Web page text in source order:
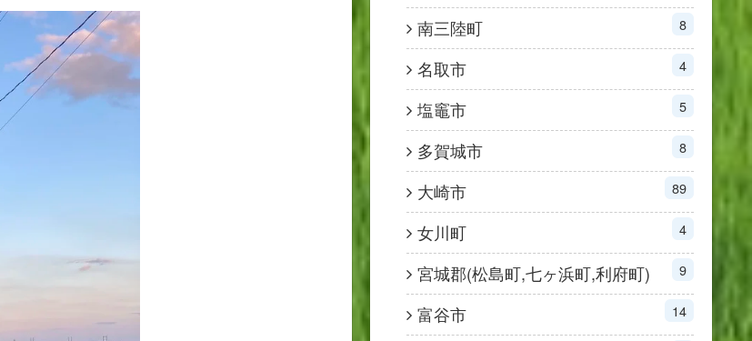
南三陸町 8
名取市 4
塩竈市 5
多賀城市 8
大崎市 89
女川町 4
宮城郡(松島町,七ヶ浜町,利府町) 9
富谷市 14